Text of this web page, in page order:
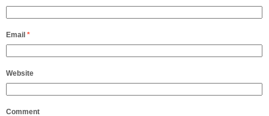
Email *
Website
Comment